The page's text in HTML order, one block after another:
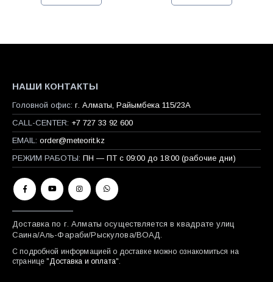
НАШИ КОНТАКТЫ
Головной офис: г. Алматы, Райымбека 115/23A
CALL-CENTER: +7 727 33 92 600
EMAIL: order@meteorit.kz
РЕЖИМ РАБОТЫ: ПН — ПТ с 09:00 до 18:00 (рабочие дни)
Доставка по г. Алматы осуществляется в квадрате улиц
Саина/Аль-Фараби/Рыскулова/ВОАД.
С подробной информацией о доставке можно ознакомиться на
странице " Доставка и оплата".